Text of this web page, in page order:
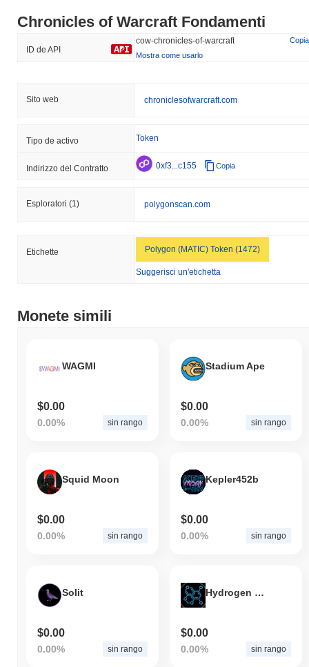
Chronicles of Warcraft Fondamenti
ID de API
cow-chronicles-of-warcraft
Copia
Mostra come usarlo
Sito web chroniclesofwarcraft.com
Tipo de activo Token
Indirizzo del Contratto 0xf3...c155 Copia
Esploratori (1) polygonscan.com
Etichette Polygon (MATIC) Token (1472)
Suggerisci un'etichetta
Monete simili
WAGMI
$0.00
0.00% sin rango
Stadium Ape
$0.00
0.00% sin rango
Squid Moon
$0.00
0.00% sin rango
Kepler452b
$0.00
0.00% sin rango
Solit
$0.00
0.00% sin rango
Hydrogen Token
$0.00
0.00% sin rango